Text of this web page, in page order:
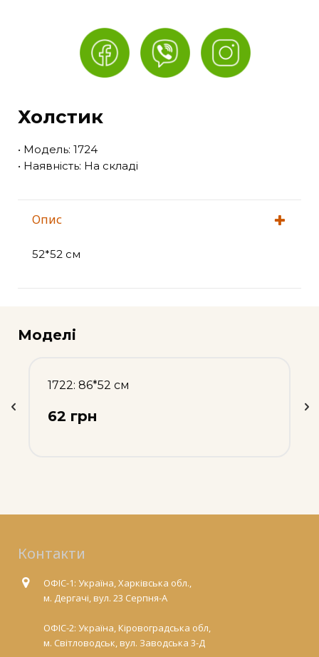
Холстик
• Модель: 1724
• Наявність: На складі
Опис
52*52 см
Моделі
1722: 86*52 см
62 грн
Контакти
ОФІС-1: Україна, Харківська обл.,
м. Дергачі, вул. 23 Серпня-А
ОФІС-2: Україна, Кіровоградська обл,
м. Світловодськ, вул. Заводська 3-Д